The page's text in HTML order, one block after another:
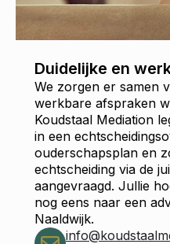
Duidelijke en
We zorgen er samen
werkbare afspraken
Koudstaal Mediation
in een
ouderschapsplan en
echtscheiding via de
aangevraagd. Jullie
nog eens naar een
Naaldwijk.